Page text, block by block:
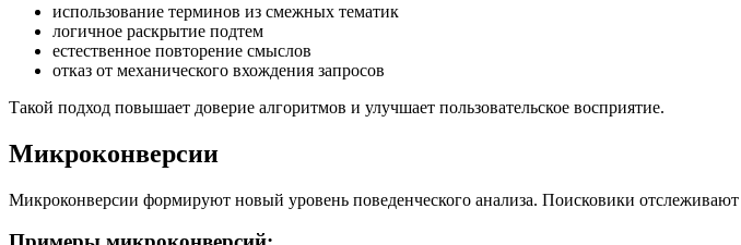
использование терминов из смежных тематик
логичное раскрытие подтем
естественное повторение смыслов
отказ от механического вхождения запросов
Такой подход повышает доверие алгоритмов и улучшает пользовательское восприятие.
Микроконверсии
Микроконверсии формируют новый уровень поведенческого анализа. Поисковики